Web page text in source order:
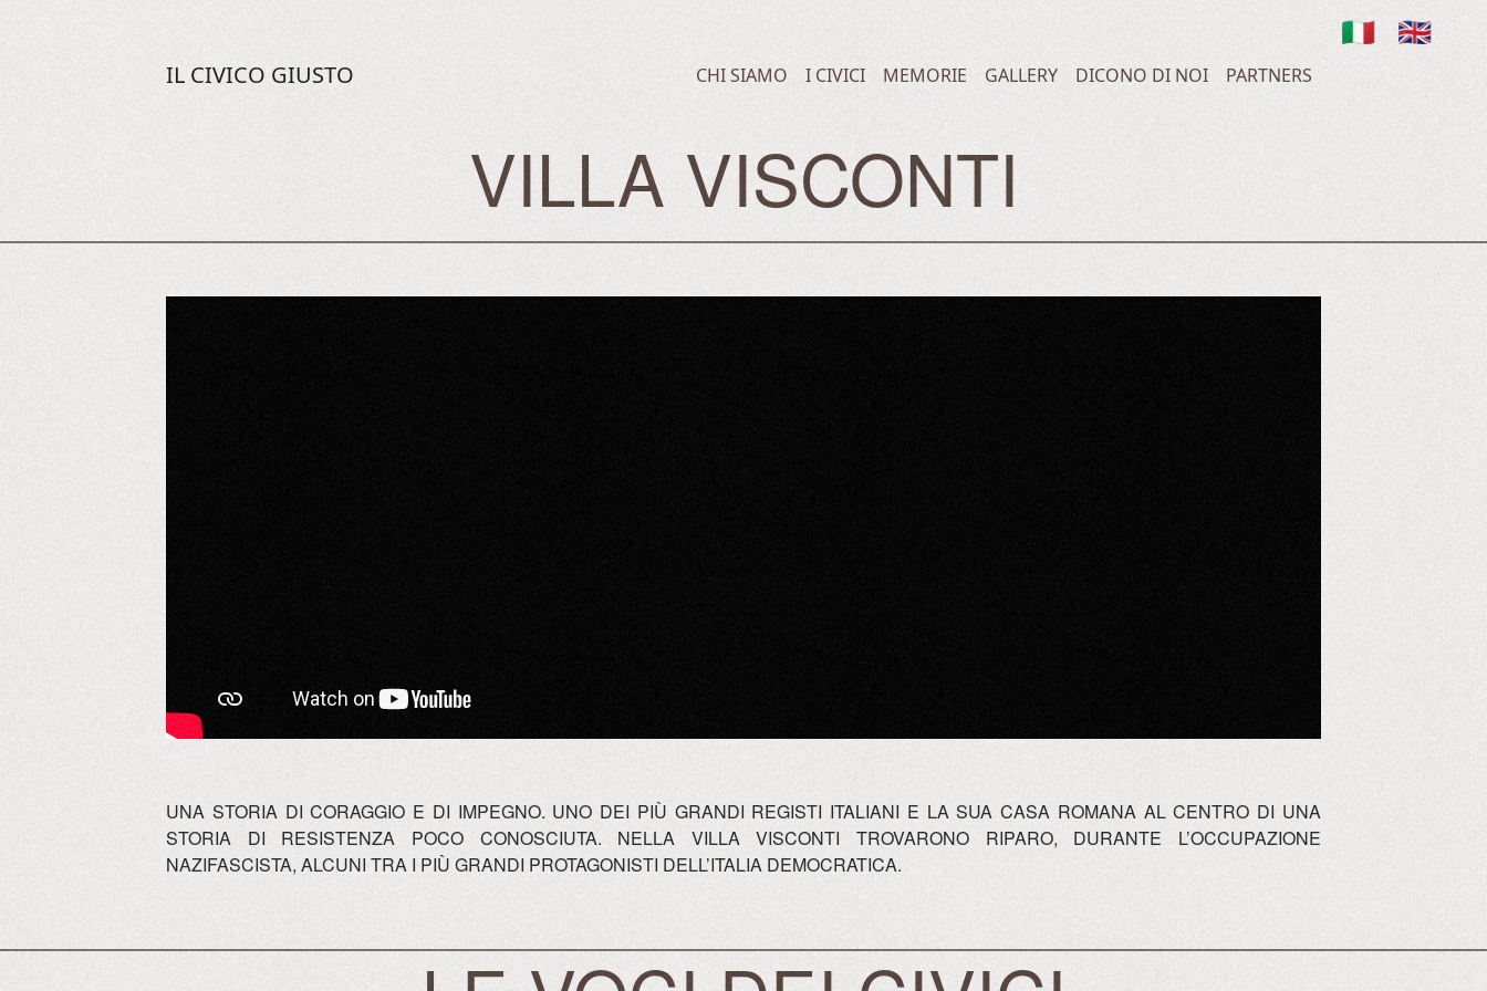
🇮🇹 🇬🇧
IL CIVICO GIUSTO CHI SIAMO I CIVICI MEMORIE GALLERY DICONO DI NOI PARTNERS
VILLA VISCONTI
UNA STORIA DI CORAGGIO E DI IMPEGNO. UNO DEI PIÙ GRANDI REGISTI ITALIANI E LA SUA CASA ROMANA AL CENTRO DI UNA
STORIA DI RESISTENZA POCO CONOSCIUTA. NELLA VILLA VISCONTI TROVARONO RIPARO, DURANTE L’OCCUPAZIONE
NAZIFASCISTA, ALCUNI TRA I PIÙ GRANDI PROTAGONISTI DELL’ITALIA DEMOCRATICA.